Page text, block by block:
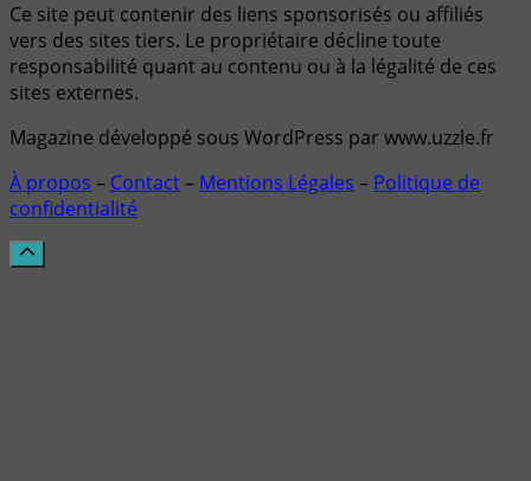
Ce site peut contenir des liens sponsorisés ou affiliés
vers des sites tiers. Le propriétaire décline toute
responsabilité quant au contenu ou à la légalité de ces
sites externes.
Magazine développé sous WordPress par www.uzzle.fr
À propos – Contact– Mentions Légales – Politique de
confidentialité